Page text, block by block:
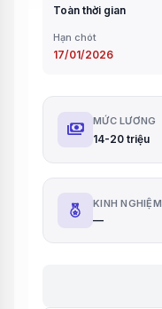
Toàn thời gian
Hạn chót
17/01/2026
payments MỨC LƯƠNG
14-20 triệu
KINH NGHIỆM
—